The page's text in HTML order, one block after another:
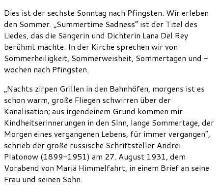
Dies ist der sechste Sonntag nach Pfingsten. Wir erleben
den Sommer. „Summertime Sadness“ ist der Titel des
Liedes, das die Sängerin und Dichterin Lana Del Rey
berühmt machte. In der Kirche sprechen wir von
Sommerheiligkeit, Sommerweisheit, Sommertagen und -
wochen nach Pfingsten.
„Nachts zirpen Grillen in den Bahnhöfen, morgens ist es
schon warm, große Fliegen schwirren über der
Kanalisation; aus irgendeinem Grund kommen mir
Kindheitserinnerungen in den Sinn, lange Sommertage, der
Morgen eines vergangenen Lebens, für immer vergangen“,
schrieb der große russische Schriftsteller Andrei
Platonow (1899-1951) am 27. August 1931, dem
Vorabend von Mariä Himmelfahrt, in einem Brief an seine
Frau und seinen Sohn.